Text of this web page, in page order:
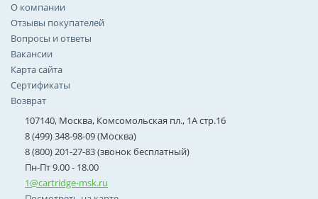
О компании
Отзывы покупателей
Вопросы и ответы
Вакансии
Карта сайта
Сертификаты
Возврат
107140, Москва, Комсомольская пл., 1А стр.16
8 (499) 348-98-09 (Москва)
8 (800) 201-27-83 (звонок бесплатный)
Пн-Пт 9.00 - 18.00
1@cartridge-msk.ru